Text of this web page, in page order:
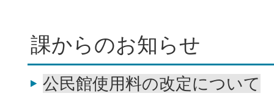
課からのお知らせ
公民館使用料の改定について